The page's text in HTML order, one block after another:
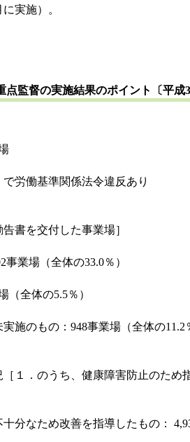
に実施）。
監督の実施結果のポイント〔平成
で労働基準関係法令違反あり
書を交付した事業場］
事業場（全体の33.0％）
（全体の5.5％）
施のもの： 948事業場（全体の11.2
１．のうち、健康障害防止のため
分なため改善を指導したもの：